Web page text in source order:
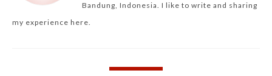
Bandung, Indonesia. I like to write and sharing
my experience here.